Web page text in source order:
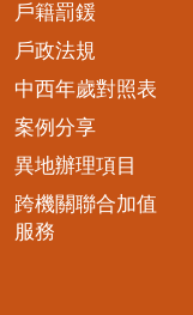
戶籍罰鍰
戶政法規
中西年歲對照表
案例分享
異地辦理項目
跨機關聯合加值
服務